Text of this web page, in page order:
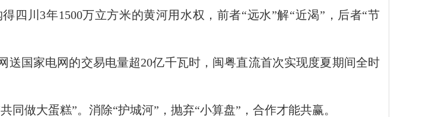
四川3年1500万立方米的黄河用水权，前者“远水”解“近渴”，后者“节
送国家电网的交易电量超20亿千瓦时，闽粤直流首次实现度夏期间全时
做大蛋糕”。消除“护城河”，抛弃“小算盘”，合作才能共赢。